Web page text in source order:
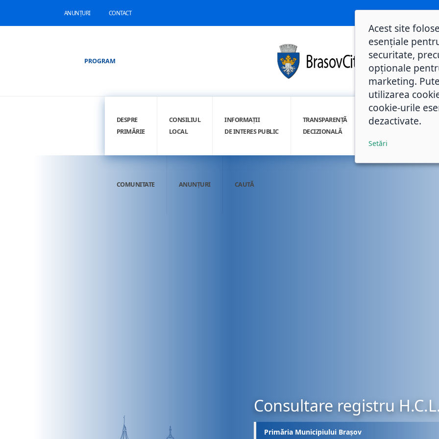
ANUNȚURI CONTACT
PROGRAM
DESPRE
PRIMĂRIE
CONSILIUL
LOCAL
INFORMAȚII
DE INTERES PUBLIC
TRANSPARENȚĂ
DECIZIONALĂ
INTEGRITATE
COMUNITATE ANUNȚURI CAUTĂ
Consultare registru
Primăria Municipiului Brașov
Acest site
esențiale
securitate,
opționale
marketing.
utilizarea
cookie-urile
dezactivate.
Setări